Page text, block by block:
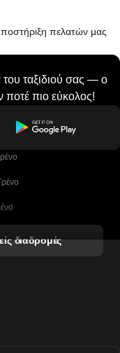
πελατών μας
ταξιδιού σας — ο
ποτέ πιο εύκολος!
Τρένα
διαδρομές